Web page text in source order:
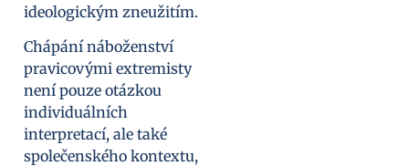
ideologickým zneužitím.
Chápání náboženství
pravicovými extremisty
není pouze otázkou
individuálních
interpretací, ale také
společenského kontextu,